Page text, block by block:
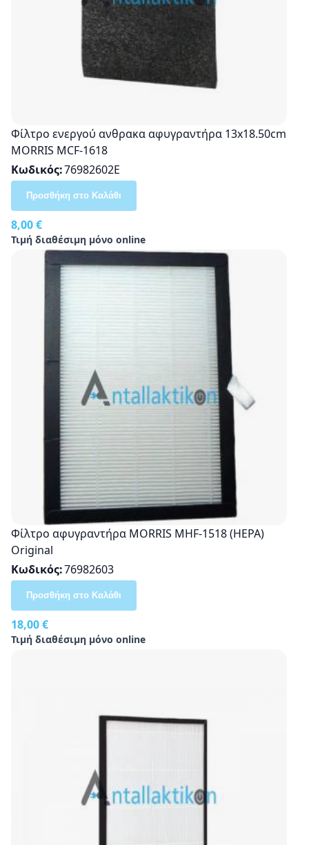
Φίλτρο ενεργού ανθρακα αφυγραντήρα 13x18.50cm
MORRIS MCF-1618
Κωδικός 76982602E
8,00 €
Τιμή διαθέσιμη μόνο online
Προσθήκη στο Καλάθι
Φίλτρο αφυγραντήρα MORRIS MHF-1518 (HEPA)
Original
Κωδικός 76982603
18,00 €
Τιμή διαθέσιμη μόνο online
Προσθήκη στο Καλάθι